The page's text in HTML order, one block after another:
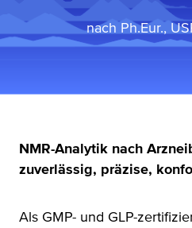
nach Ph.Eur.,
NMR-Analytik nach
zuverlässig, präzise,
Als GMP- und GLP-